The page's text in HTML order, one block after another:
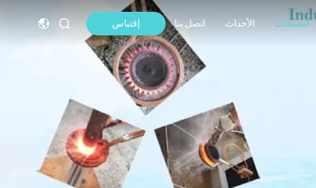
المنتجات الأحداث اتصل بنا إقتباس